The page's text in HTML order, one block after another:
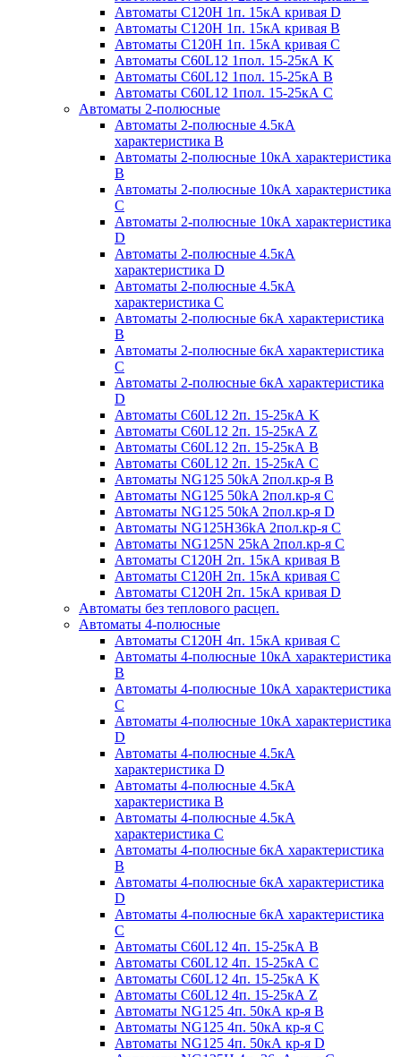
Автоматы С120H 1п. 15кА кривая D
Автоматы С120H 1п. 15кА кривая В
Автоматы С120H 1п. 15кА кривая С
Автоматы С60L12 1пол. 15-25кА K
Автоматы С60L12 1пол. 15-25кА В
Автоматы С60L12 1пол. 15-25кА С
Автоматы 2-полюсные
Автоматы 2-полюсные 4.5кА
характеристика В
Автоматы 2-полюсные 10кА характеристика
B
Автоматы 2-полюсные 10кА характеристика
C
Автоматы 2-полюсные 10кА характеристика
D
Автоматы 2-полюсные 4.5кА
характеристика D
Автоматы 2-полюсные 4.5кА
характеристика С
Автоматы 2-полюсные 6кА характеристика
B
Автоматы 2-полюсные 6кА характеристика
C
Автоматы 2-полюсные 6кА характеристика
D
Автоматы C60L12 2п. 15-25кА K
Автоматы C60L12 2п. 15-25кА Z
Автоматы C60L12 2п. 15-25кА B
Автоматы C60L12 2п. 15-25кА C
Автоматы NG125 50kA 2пол.кр-я B
Автоматы NG125 50kA 2пол.кр-я C
Автоматы NG125 50kA 2пол.кр-я D
Автоматы NG125H36kA 2пол.кр-я C
Автоматы NG125N 25kA 2пол.кр-я C
Автоматы С120H 2п. 15кА кривая B
Автоматы С120H 2п. 15кА кривая C
Автоматы С120H 2п. 15кА кривая D
Автоматы без теплового расцеп.
Автоматы 4-полюсные
Автоматы С120H 4п. 15кА кривая C
Автоматы 4-полюсные 10кА характеристика
B
Автоматы 4-полюсные 10кА характеристика
C
Автоматы 4-полюсные 10кА характеристика
D
Автоматы 4-полюсные 4.5кА
характеристика D
Автоматы 4-полюсные 4.5кА
характеристика В
Автоматы 4-полюсные 4.5кА
характеристика С
Автоматы 4-полюсные 6кА характеристика
B
Автоматы 4-полюсные 6кА характеристика
D
Автоматы 4-полюсные 6кА характеристика
С
Автоматы C60L12 4п. 15-25кА B
Автоматы C60L12 4п. 15-25кА C
Автоматы C60L12 4п. 15-25кА K
Автоматы C60L12 4п. 15-25кА Z
Автоматы NG125 4п. 50кА кр-я B
Автоматы NG125 4п. 50кА кр-я C
Автоматы NG125 4п. 50кА кр-я D